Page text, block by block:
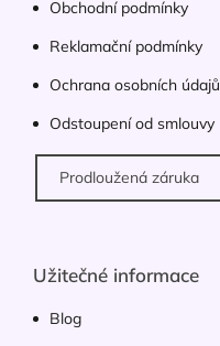
Obchodní podmínky
Reklamační podmínky
Ochrana osobních údajů
Odstoupení od smlouvy
Prodloužená záruka
Užitečné informace
Blog